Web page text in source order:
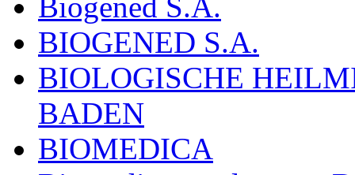
BIOGENED S.A.
BIOLOGISCHE
BADEN
BIOMEDICA